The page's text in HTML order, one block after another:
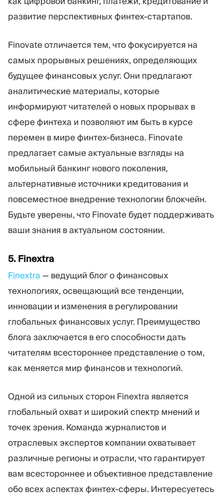
развитие перспективных финтех-стартапов.
Finovate отличается тем, что фокусируется на
самых прорывных решениях, определяющих
будущее финансовых услуг. Они предлагают
аналитические материалы, которые
информируют читателей о новых прорывах в
сфере финтеха и позволяют им быть в курсе
перемен в мире финтех-бизнеса. Finovate
предлагает самые актуальные взгляды на
мобильный банкинг нового поколения,
альтернативные источники кредитования и
повсеместное внедрение технологии блокчейн.
Будьте уверены, что Finovate будет поддерживать
ваши знания в актуальном состоянии.
5. Finextra
Finextra — ведущий блог о финансовых
технологиях, освещающий все тенденции,
инновации и изменения в регулировании
глобальных финансовых услуг. Преимущество
блога заключается в его способности дать
читателям всестороннее представление о том,
как меняется мир финансов и технологий.
Одной из сильных сторон Finextra является
глобальный охват и широкий спектр мнений и
точек зрения. Команда журналистов и
отраслевых экспертов компании охватывает
различные регионы и отрасли, что гарантирует
вам всестороннее и объективное представление
обо всех аспектах финтех-сферы. Интересуетесь